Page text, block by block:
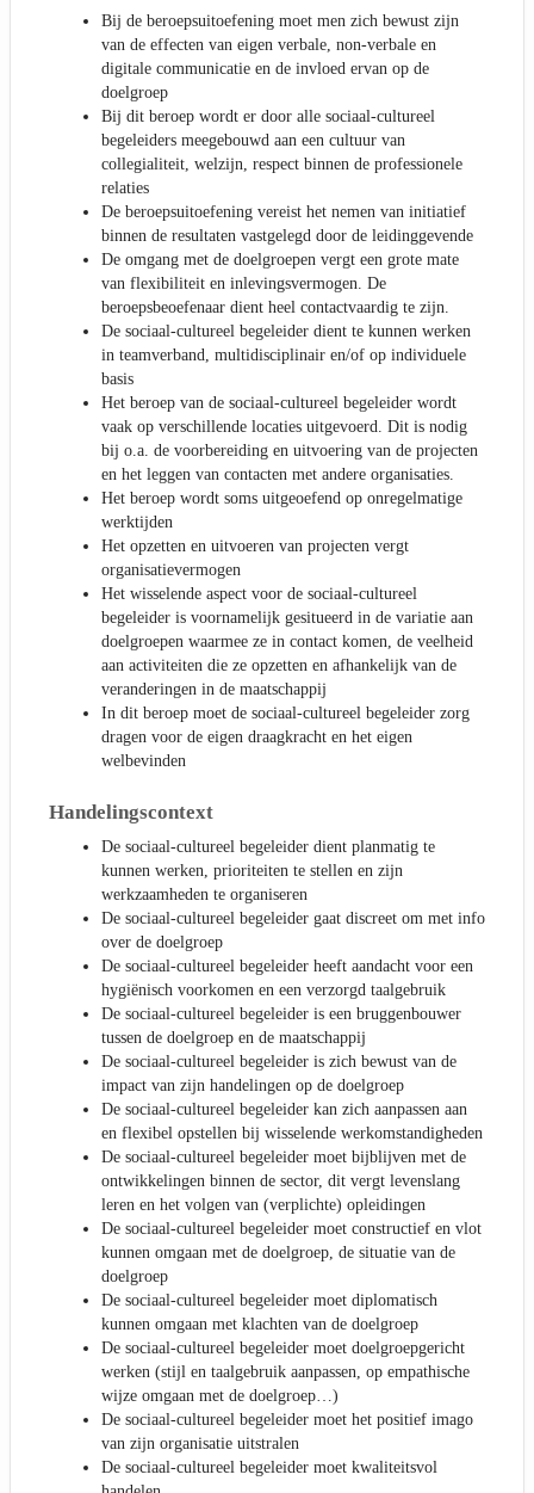
Bij de beroepsuitoefening moet men zich bewust zijn
van de effecten van eigen verbale, non-verbale en
digitale communicatie en de invloed ervan op de
doelgroep
Bij dit beroep wordt er door alle sociaal-cultureel
begeleiders meegebouwd aan een cultuur van
collegialiteit, welzijn, respect binnen de professionele
relaties
De beroepsuitoefening vereist het nemen van initiatief
binnen de resultaten vastgelegd door de leidinggevende
De omgang met de doelgroepen vergt een grote mate
van flexibiliteit en inlevingsvermogen. De
beroepsbeoefenaar dient heel contactvaardig te zijn.
De sociaal-cultureel begeleider dient te kunnen werken
in teamverband, multidisciplinair en/of op individuele
basis
Het beroep van de sociaal-cultureel begeleider wordt
vaak op verschillende locaties uitgevoerd. Dit is nodig
bij o.a. de voorbereiding en uitvoering van de projecten
en het leggen van contacten met andere organisaties.
Het beroep wordt soms uitgeoefend op onregelmatige
werktijden
Het opzetten en uitvoeren van projecten vergt
organisatievermogen
Het wisselende aspect voor de sociaal-cultureel
begeleider is voornamelijk gesitueerd in de variatie aan
doelgroepen waarmee ze in contact komen, de veelheid
aan activiteiten die ze opzetten en afhankelijk van de
veranderingen in de maatschappij
In dit beroep moet de sociaal-cultureel begeleider zorg
dragen voor de eigen draagkracht en het eigen
welbevinden
Handelingscontext
De sociaal-cultureel begeleider dient planmatig te
kunnen werken, prioriteiten te stellen en zijn
werkzaamheden te organiseren
De sociaal-cultureel begeleider gaat discreet om met info
over de doelgroep
De sociaal-cultureel begeleider heeft aandacht voor een
hygiënisch voorkomen en een verzorgd taalgebruik
De sociaal-cultureel begeleider is een bruggenbouwer
tussen de doelgroep en de maatschappij
De sociaal-cultureel begeleider is zich bewust van de
impact van zijn handelingen op de doelgroep
De sociaal-cultureel begeleider kan zich aanpassen aan
en flexibel opstellen bij wisselende werkomstandigheden
De sociaal-cultureel begeleider moet bijblijven met de
ontwikkelingen binnen de sector, dit vergt levenslang
leren en het volgen van (verplichte) opleidingen
De sociaal-cultureel begeleider moet constructief en vlot
kunnen omgaan met de doelgroep, de situatie van de
doelgroep
De sociaal-cultureel begeleider moet diplomatisch
kunnen omgaan met klachten van de doelgroep
De sociaal-cultureel begeleider moet doelgroepgericht
werken (stijl en taalgebruik aanpassen, op empathische
wijze omgaan met de doelgroep…)
De sociaal-cultureel begeleider moet het positief imago
van zijn organisatie uitstralen
De sociaal-cultureel begeleider moet kwaliteitsvol